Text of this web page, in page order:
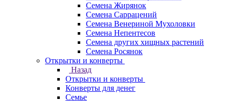
Семена Жирянок
Семена Саррацений
Семена Венериной Мухоловки
Семена Непентесов
Семена других хищных растений
Семена Росянок
Открытки и конверты
Назад
Открытки и конверты
Конверты для денег
Семье